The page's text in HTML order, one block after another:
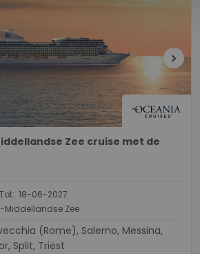
chevron_right
Zee cruise met de
18-06-2027
Middellandse Zee
Split, Triëst